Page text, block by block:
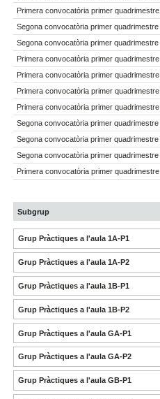
Primera convocatòria primer quadrimestre
Segona convocatòria primer quadrimestre
Segona convocatòria primer quadrimestre
Primera convocatòria primer quadrimestre
Primera convocatòria primer quadrimestre
Primera convocatòria primer quadrimestre
Primera convocatòria primer quadrimestre
Segona convocatòria primer quadrimestre
Segona convocatòria primer quadrimestre
Segona convocatòria primer quadrimestre
Primera convocatòria primer quadrimestre
Subgrup
Grup Pràctiques a l'aula 1A-P1
Grup Pràctiques a l'aula 1A-P2
Grup Pràctiques a l'aula 1B-P1
Grup Pràctiques a l'aula 1B-P2
Grup Pràctiques a l'aula GA-P1
Grup Pràctiques a l'aula GA-P2
Grup Pràctiques a l'aula GB-P1